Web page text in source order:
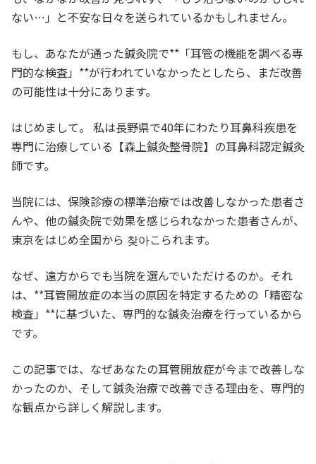
ない…」と不安な日々を送られているかもしれません。
もし、あなたが通った鍼灸院で**「耳管の機能を調べる専
門的な検査」**が行われていなかったとしたら、まだ改善
の可能性は十分にあります。
はじめまして。 私は長野県で40年にわたり耳鼻科疾患を
専門に治療している【森上鍼灸整骨院】の耳鼻科認定鍼灸
師です。
当院には、保険診療の標準治療では改善しなかった患者さ
んや、他の鍼灸院で効果を感じられなかった患者さんが、
東京をはじめ全国から 찾아こられます。
なぜ、遠方からでも当院を選んでいただけるのか。それ
は、**耳管開放症の本当の原因を特定するための「精密な
検査」**に基づいた、専門的な鍼灸治療を行っているから
です。
この記事では、なぜあなたの耳管開放症が今まで改善しな
かったのか、そして鍼灸治療で改善できる理由を、専門的
な観点から詳しく解説します。